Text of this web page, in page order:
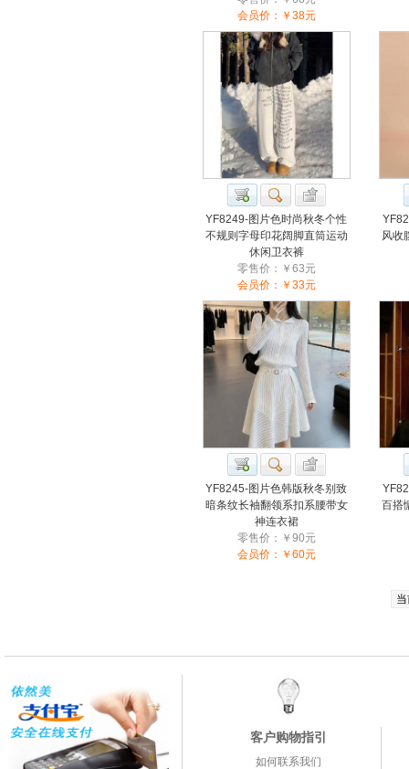
会员价：￥38元
YF8249-图片色时尚秋冬个性
不规则字母印花阔脚直筒运动
休闲卫衣裤
零售价：￥63元
会员价：￥33元
风收
YF8245-图片色韩版秋冬别致
暗条纹长袖翻领系扣系腰带女
神连衣裙
零售价：￥90元
会员价：￥60元
百搭
客户购物指引
如何联系我们